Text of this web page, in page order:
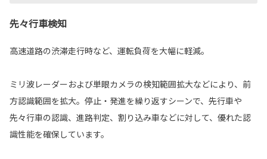
先々行車検知
高速道路の渋滞走行時など、運転負荷を大幅に軽減。
ミリ波レーダーおよび単眼カメラの検知範囲拡大などにより、前
方認識範囲を拡大。停止・発進を繰り返すシーンで、先行車や
先々行車の認識、進路判定、割り込み車などに対して、優れた認
識性能を確保しています。